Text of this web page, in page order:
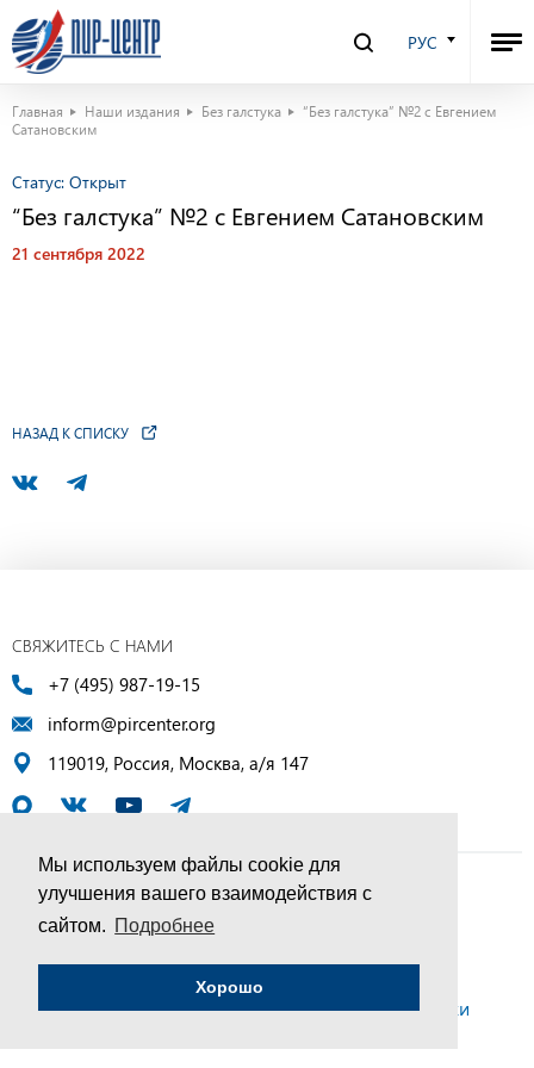
Мы используем файлы cookie для
улучшения вашего взаимодействия с
сайтом. Подробнее
Хорошо
РУС
Главная Наши издания Без галстука
“Без галстука” №2 с Евгением
Сатановским
Статус: Открыт
“Без галстука” №2 с Евгением Сатановским
21 сентября 2022
НАЗАД К СПИСКУ
СВЯЖИТЕСЬ С НАМИ
+7 (495) 987-19-15
inform@pircenter.org
119019, Россия, Москва, а/я 147
© ПИР-Центр, 1994–2025 | Все права защищены
Соглашение об обработке персональных данных
Политика конфиденциальности и условия обработки